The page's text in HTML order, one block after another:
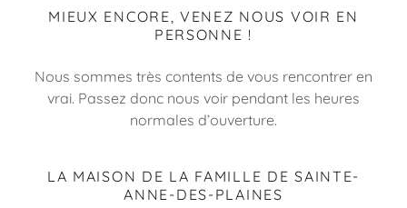
MIEUX ENCORE, VENEZ NOUS VOIR EN
PERSONNE !
Nous sommes très contents de vous rencontrer en
vrai. Passez donc nous voir pendant les heures
normales d’ouverture.
LA MAISON DE LA FAMILLE DE SAINTE-
ANNE-DES-PLAINES